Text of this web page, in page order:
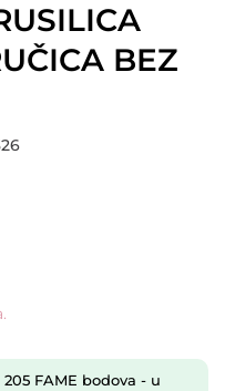
BEZ
205 FAME bodova - u